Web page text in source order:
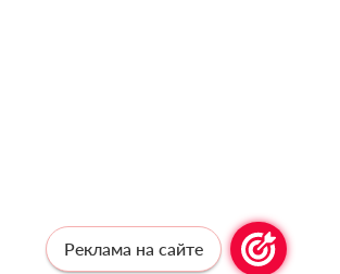
Реклама на сайте